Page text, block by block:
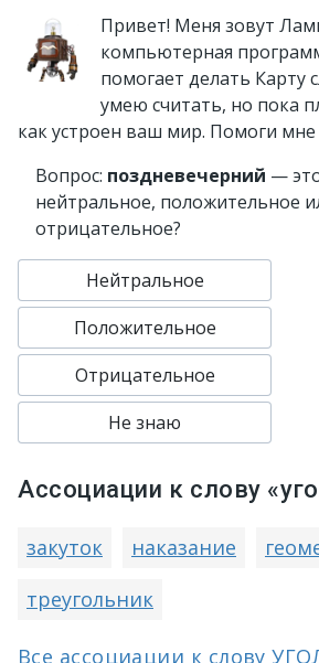
Привет! Меня зовут
компьютерная
помогает делать Карту
умею считать, но пока
как устроен ваш мир. Помоги мне
Вопрос: поздневечерний —
нейтральное, положительное
отрицательное?
Нейтральное
Положительное
Отрицательное
Не знаю
Ассоциации к слову
закуток наказание
треугольник
Все ассоциации к слову